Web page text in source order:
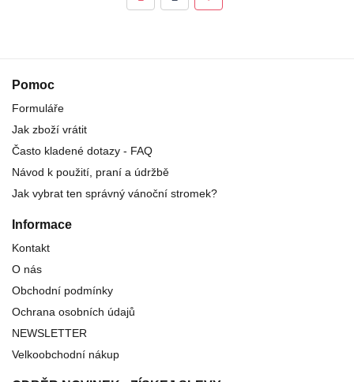
Pomoc
Formuláře
Jak zboží vrátit
Často kladené dotazy - FAQ
Návod k použití, praní a údržbě
Jak vybrat ten správný vánoční stromek?
Informace
Kontakt
O nás
Obchodní podmínky
Ochrana osobních údajů
NEWSLETTER
Velkoobchodní nákup